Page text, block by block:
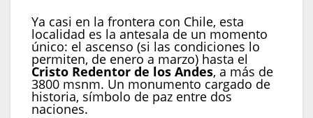
Ya casi en la frontera con Chile, esta
localidad es la antesala de un momento
único: el ascenso (si las condiciones lo
permiten, de enero a marzo) hasta el
Cristo Redentor de los Andes, a más de
3800 msnm. Un monumento cargado de
historia, símbolo de paz entre dos
naciones.